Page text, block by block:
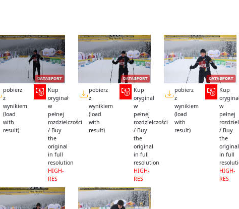
pobierz
z
wynikiem
(load
with
result)
Kup
oryginał
w
pełnej
rozdzielczości
/ Buy
the
original
in full
resolution
HIGH-
RES
pobierz
z
wynikiem
(load
with
result)
Kup
oryginał
w
pełnej
rozdzielczości
/ Buy
the
original
in full
resolution
HIGH-
RES
pobierz
z
wynikiem
(load
with
result)
Kup
w
pełnej
/ Buy
the
original
in full
HIGH-
RES